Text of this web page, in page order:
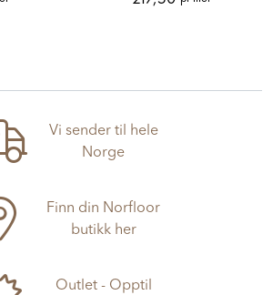
Vi sender til hele
Norge
Finn din Norfloor
butikk her
Outlet - Opptil